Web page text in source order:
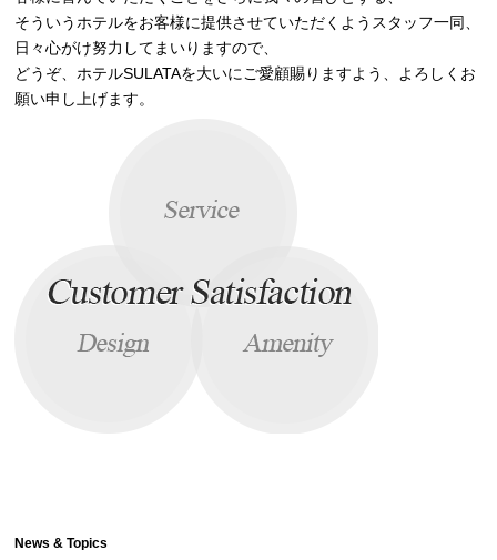
そういうホテルをお客様に提供させていただくようスタッフ一同、
日々心がけ努力してまいりますので、
どうぞ、ホテルSULATAを大いにご愛顧賜りますよう、よろしくお
願い申し上げます。
News & Topics